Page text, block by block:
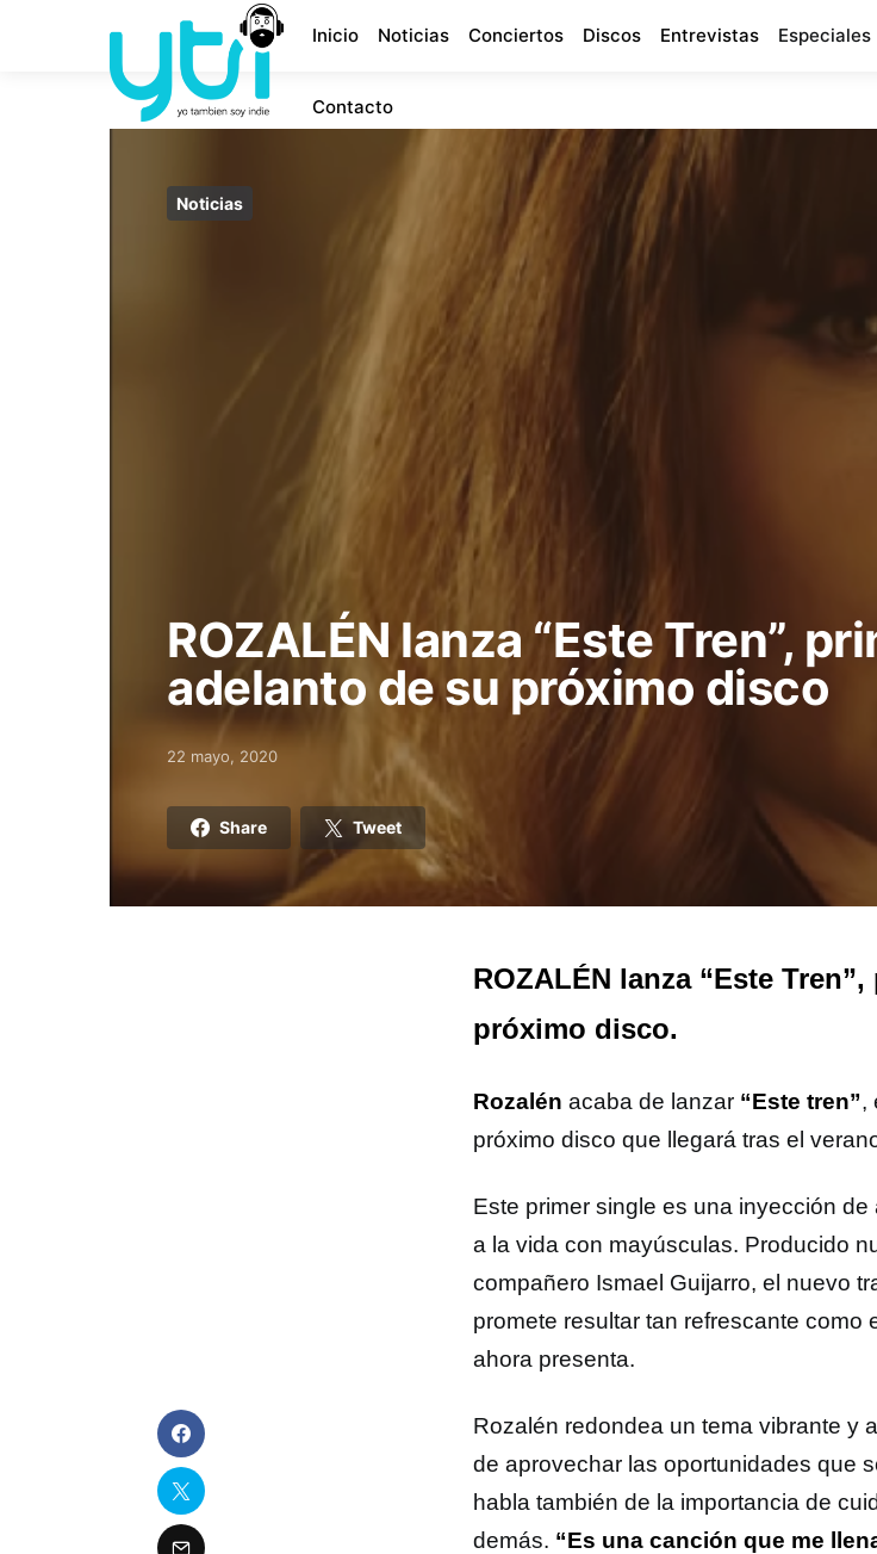
Inicio Noticias Conciertos Discos Entrevistas Especiales
Contacto
Noticias
ROZALÉN lanza “Este Tren”,
adelanto de su próximo disco
Posted on
22 mayo, 2020
Share Tweet
ROZALÉN lanza “Este
próximo disco.
Rozalén acaba de lanzar “Este tren”,
próximo disco que llegará tras el
Este primer single es una inyección
a la vida con mayúsculas. Producido
compañero Ismael Guijarro, el nuevo
promete resultar tan refrescante como
ahora presenta.
Rozalén redondea un tema vibrante y
de aprovechar las oportunidades que
habla también de la importancia de
demás. “Es una canción que me